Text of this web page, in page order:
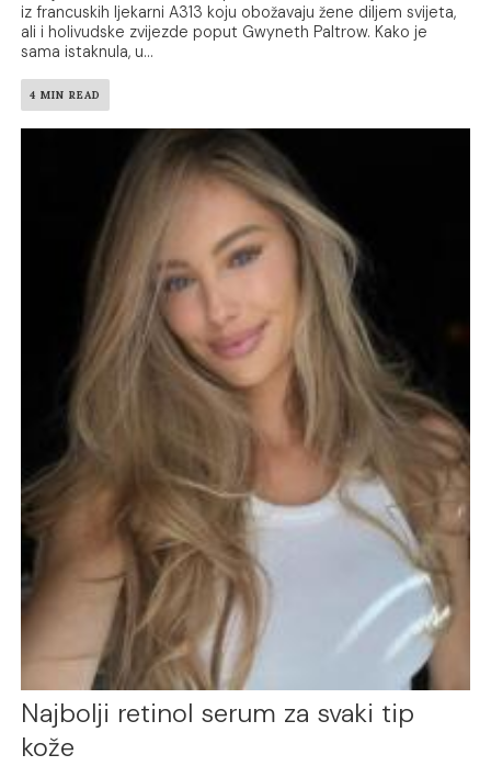
iz francuskih ljekarni A313 koju obožavaju žene diljem svijeta,
ali i holivudske zvijezde poput Gwyneth Paltrow. Kako je
sama istaknula, u...
4 MIN READ
Najbolji retinol serum za svaki tip
kože